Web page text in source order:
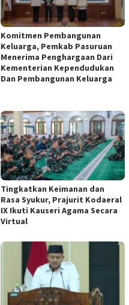
Komitmen Pembangunan
Keluarga, Pemkab Pasuruan
Menerima Penghargaan Dari
Kementerian Kependudukan
Dan Pembangunan Keluarga
Tingkatkan Keimanan dan
Rasa Syukur, Prajurit Kodaeral
IX Ikuti Kauseri Agama Secara
Virtual